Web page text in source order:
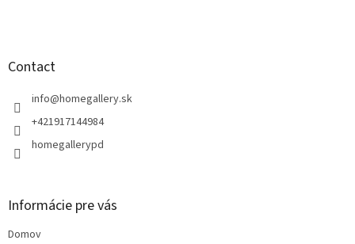
Contact
info@homegallery.sk
+421917144984
homegallerypd
Informácie pre vás
Domov